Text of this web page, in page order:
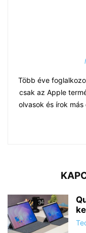
Több éve
csak az Apple
olvasok és írok